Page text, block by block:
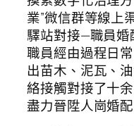
業”微信群等線上
驛站對接—職員婚
職員經由過程日
出苗木、泥瓦、
絡接觸對接了十
盡力晉陞人崗婚